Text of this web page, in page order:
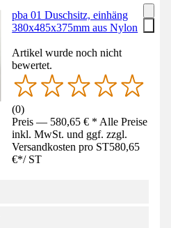
pba 01 Duschsitz, einhäng
380x485x375mm aus Nylon
Artikel wurde noch nicht
bewertet.
(0)
Preis — 580,65 € * Alle Preise
inkl. MwSt. und ggf. zzgl.
Versandkosten pro ST580,65
€*/ ST